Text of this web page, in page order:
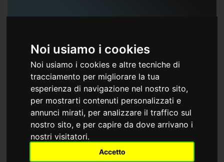
Noi usiamo i cookies
Noi usiamo i cookies e altre tecniche di
tracciamento per migliorare la tua
esperienza di navigazione nel nostro sito,
per mostrarti contenuti personalizzati e
annunci mirati, per analizzare il traffico sul
nostro sito, e per capire da dove arrivano i
nostri visitatori.
Accetto
EFFETTUA IL LOGIN PER VEDERE I PREZZI RISERVATI